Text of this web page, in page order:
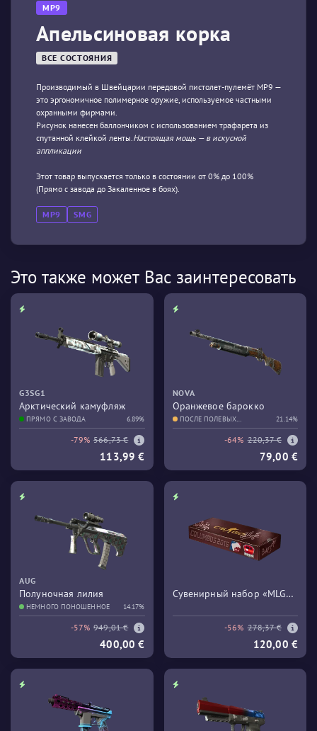
MP9
Апельсиновая корка
ВСЕ СОСТОЯНИЯ
Производимый в Швейцарии передовой пистолет-пулемёт МР9 —
это эргономичное полимерное оружие, используемое частными
охранными фирмами.
Рисунок нанесен баллончиком с использованием трафарета из
спутанной клейкой ленты.Настоящая мощь — в искусной
аппликации
Этот товар выпускается только в состоянии от 0% до 100%
(Прямо с завода до Закаленное в боях).
MP9 SMG
Это также может Вас заинтересовать
G3SG1
Арктический камуфляж
ПРЯМО С ЗАВОДА 6.89%
-79% 566,73 €
113,99 €
NOVA
Оранжевое барокко
ПОСЛЕ ПОЛЕВЫХ
ИСПЫТАНИЙ
21.14%
-64% 220,37 €
79,00 €
AUG
Полуночная лилия
НЕМНОГО ПОНОШЕННОЕ 14.17%
-57% 949,01 €
400,00 €
Сувенирный набор «MLG
-56% 278,37 €
120,00 €